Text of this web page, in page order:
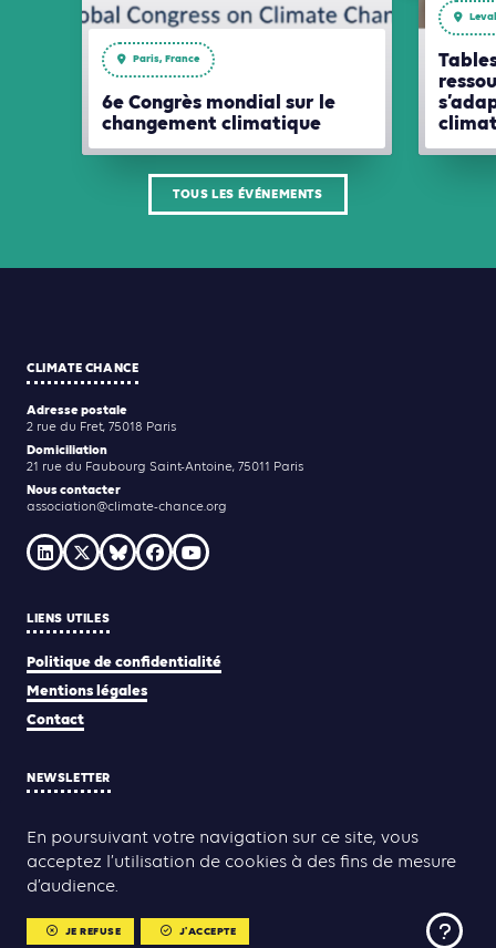
Paris, France
6e Congrès mondial sur le
changement climatique
TOUS LES ÉVÉNEMENTS
CLIMATE CHANCE
Adresse postale
2 rue du Fret, 75018 Paris
Domiciliation
21 rue du Faubourg Saint-Antoine, 75011 Paris
Nous contacter
association@climate-chance.org
LIENS UTILES
Politique de confidentialité
Mentions légales
Contact
NEWSLETTER
JE M'INSCRIS
Conception & réalisation : Yann Rolland Thibaut Caroli
En poursuivant votre navigation sur ce site, vous
acceptez l’utilisation de cookies à des fins de mesure
d’audience.
JE REFUSE J'ACCEPTE